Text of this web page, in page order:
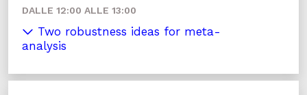
DALLE 12:00 ALLE 13:00
Two robustness ideas for meta-
analysis